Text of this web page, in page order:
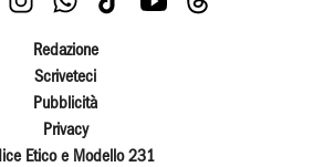
Redazione
Scriveteci
Pubblicità
Privacy
Etico e Modello 231